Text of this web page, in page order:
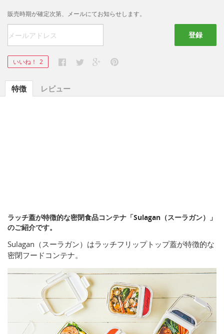
販売時期が確定次第、メールにてお知らせします。
登録
いいね！ 2
特徴 レビュー
ラッチ蓋が特徴的な密閉食品コンテナ「Sulagan（スーラガン）」
のご紹介です。
Sulagan（スーラガン）はラッチフリップトップ蓋が特徴的な
密閉フードコンテナ。